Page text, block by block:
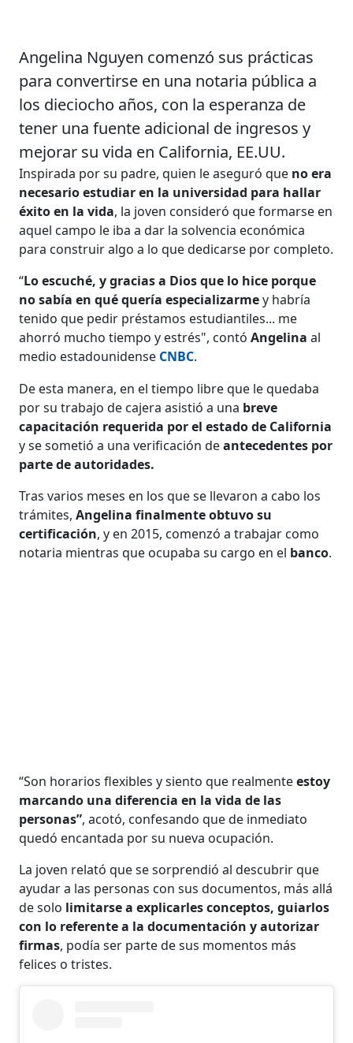
Angelina Nguyen comenzó sus prácticas
para convertirse en una notaria pública a
los dieciocho años, con la esperanza de
tener una fuente adicional de ingresos y
mejorar su vida en California, EE.UU.
Inspirada por su padre, quien le aseguró que no era
necesario estudiar en la universidad para hallar
éxito en la vida, la joven consideró que formarse en
aquel campo le iba a dar la solvencia económica
para construir algo a lo que dedicarse por completo.
“Lo escuché, y gracias a Dios que lo hice porque
no sabía en qué quería especializarmey habría
tenido que pedir préstamos estudiantiles... me
ahorró mucho tiempo y estrés", contóAngelinaal
medio estadounidense CNBC.
De esta manera, en el tiempo libre que le quedaba
por su trabajo de cajera asistió a una breve
capacitación requerida por el estado de California
y se sometió a una verificación deantecedentes por
parte de autoridades.
Tras varios meses en los que se llevaron a cabo los
trámites,Angelina finalmente obtuvo su
certificación, y en 2015, comenzó a trabajar como
notaria mientras que ocupaba su cargo en el banco.
“Son horarios flexibles y siento que realmenteestoy
marcando una diferencia en la vida de las
personas”, acotó, confesando que de inmediato
quedó encantada por su nueva ocupación.
La joven relató que se sorprendió al descubrir que
ayudar a las personas con sus documentos, más allá
de solo limitarse a explicarles conceptos, guiarlos
con lo referente a la documentación y autorizar
firmas, podía ser parte de sus momentos más
felices o tristes.